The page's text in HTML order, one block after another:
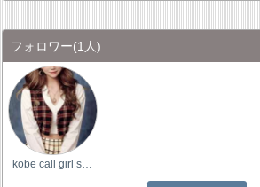
フォロワー(1人)
kobe call girl s…